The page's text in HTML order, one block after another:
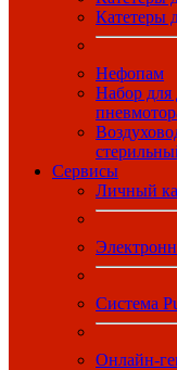
Катетеры
Нефопам
Набор для
Сервисы
Личный
Система
Онлайн-